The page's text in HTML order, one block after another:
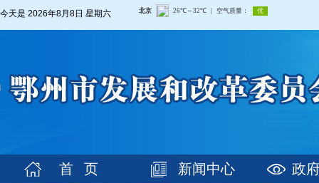
今天是 2026年8月8日 星期六
首 页 新闻中心 政